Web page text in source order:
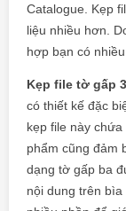
Catalogue. Kẹp
liệu nhiều hơn.
hợp bạn có
Kẹp file tờ gấp
có thiết kế đặc
kẹp file này
phẩm cũng đảm
dạng tờ gấp ba
nội dung trên